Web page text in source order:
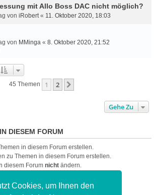
Cookies, um Ihnen den
mit Allo Boss DAC nicht möglich?
von iRobert « 11. Oktober 2020, 18:03
von MMinga « 8. Oktober 2020, 21:52
45 Themen 1 2
Gehe Zu
DIESEM FORUM
in diesem Forum erstellen.
zu Themen in diesem Forum erstellen.
diesem Forum nicht ändern.
in diesem Forum erstellen.